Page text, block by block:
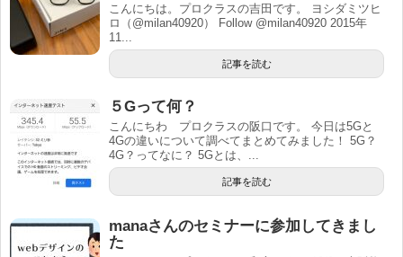
こんにちは。プロクラスの吉田です。 ヨシダミツヒ
ロ（@milan40920） Follow @milan40920 2015年
11...
記事を読む
５Gって何？
こんにちわ プロクラスの阪口です。 今日は5Gと
4Gの違いについて調べてまとめてみました！ 5G？
4G？ってなに？ 5Gとは、...
記事を読む
manaさんのセミナーに参加してきまし
た